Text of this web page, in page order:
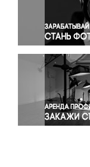
Религия
Спорт
Экология